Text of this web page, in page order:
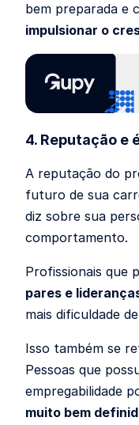
bem preparada e
impulsionar o
4. Reputação e
A reputação do
futuro de sua
diz sobre sua
comportamento.
Profissionais que
pares e
mais dificuldade
Isso também se
Pessoas que
empregabilidade
muito bem